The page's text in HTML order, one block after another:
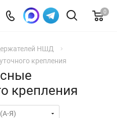
0
НШД
крепления
крепления